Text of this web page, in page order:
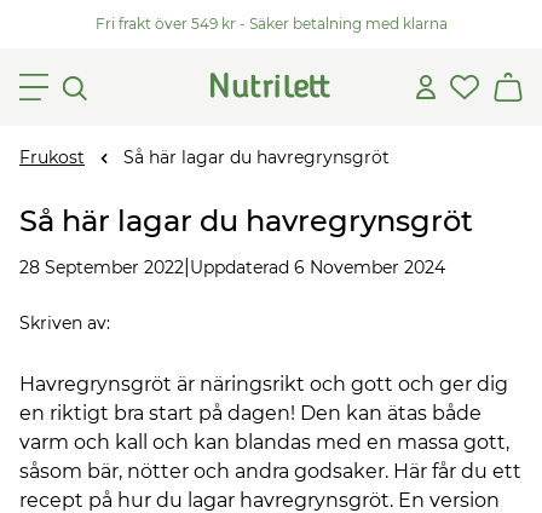
Fri frakt över 549 kr - Säker betalning med klarna
Frukost Så här lagar du havregrynsgröt
Så här lagar du havregrynsgröt
28 September 2022 Uppdaterad 6 November 2024
Skriven av:
Havregrynsgröt är näringsrikt och gott och ger dig
en riktigt bra start på dagen! Den kan ätas både
varm och kall och kan blandas med en massa gott,
såsom bär, nötter och andra godsaker. Här får du ett
recept på hur du lagar havregrynsgröt. En version